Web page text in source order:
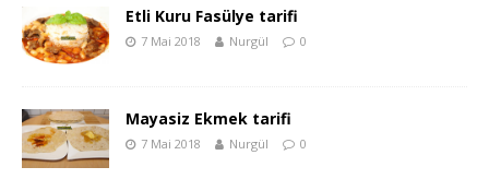
Etli Kuru Fasülye tarifi
7 Mai 2018 Nurgül 0
Mayasiz Ekmek tarifi
7 Mai 2018 Nurgül 0